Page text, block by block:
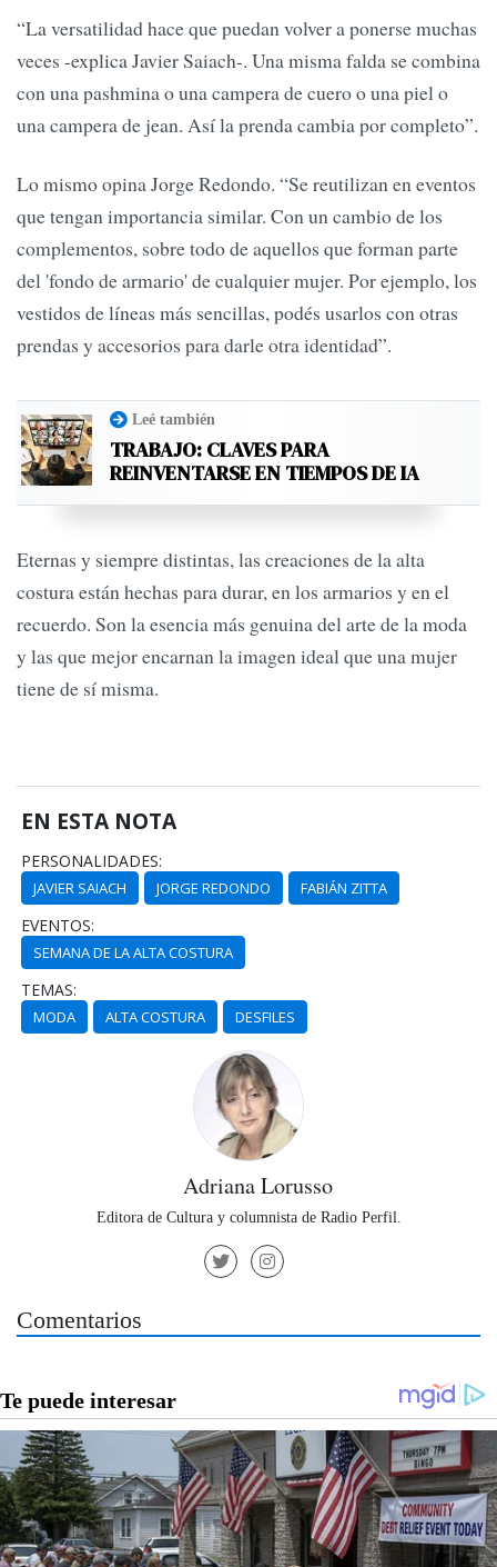
“La versatilidad hace que puedan volver a ponerse muchas
veces -explica Javier Saiach-. Una misma falda se combina
con una pashmina o una campera de cuero o una piel o
una campera de jean. Así la prenda cambia por completo”.
Lo mismo opina Jorge Redondo. “Se reutilizan en eventos
que tengan importancia similar. Con un cambio de los
complementos, sobre todo de aquellos que forman parte
del 'fondo de armario' de cualquier mujer. Por ejemplo, los
vestidos de líneas más sencillas, podés usarlos con otras
prendas y accesorios para darle otra identidad”.
Leé también
TRABAJO: CLAVES PARA
REINVENTARSE EN TIEMPOS DE IA
Eternas y siempre distintas, las creaciones de la alta
costura están hechas para durar, en los armarios y en el
recuerdo. Son la esencia más genuina del arte de la moda
y las que mejor encarnan la imagen ideal que una mujer
tiene de sí misma.
EN ESTA NOTA
PERSONALIDADES:
JAVIER SAIACH JORGE REDONDO FABIÁN ZITTA
EVENTOS:
SEMANA DE LA ALTA COSTURA
TEMAS:
MODA ALTA COSTURA DESFILES
Adriana Lorusso
Editora de Cultura y columnista de Radio Perfil.
Comentarios